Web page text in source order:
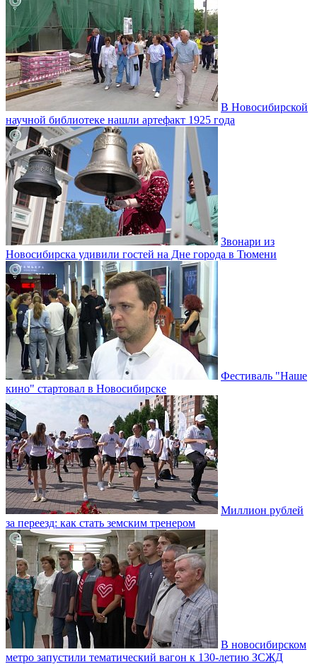
В Новосибирской
научной библиотеке нашли артефакт 1925 года
Звонари из
Новосибирска удивили гостей на Дне города в Тюмени
Фестиваль "Наше
кино" стартовал в Новосибирске
Миллион рублей
за переезд: как стать земским тренером
В новосибирском
метро запустили тематический вагон к 130-летию ЗСЖД